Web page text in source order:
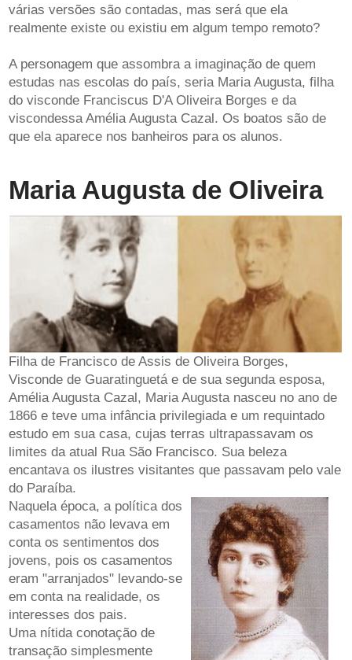
várias versões são contadas, mas será que ela
realmente existe ou existiu em algum tempo remoto?
A personagem que assombra a imaginação de quem
estudas nas escolas do país, seria Maria Augusta, filha
do visconde Franciscus D'A Oliveira Borges e da
viscondessa Amélia Augusta Cazal. Os boatos são de
que ela aparece nos banheiros para os alunos.
Maria Augusta de Oliveira
Filha de Francisco de Assis de Oliveira Borges,
Visconde de Guaratinguetá e de sua segunda esposa,
Amélia Augusta Cazal, Maria Augusta nasceu no ano de
1866 e teve uma infância privilegiada e um requintado
estudo em sua casa, cujas terras ultrapassavam os
limites da atual Rua São Francisco. Sua beleza
encantava os ilustres visitantes que passavam pelo vale
do Paraíba.
Naquela época, a política dos
casamentos não levava em
conta os sentimentos dos
jovens, pois os casamentos
eram "arranjados" levando-se
em conta na realidade, os
interesses dos pais.
Uma nítida conotação de
transação simplesmente